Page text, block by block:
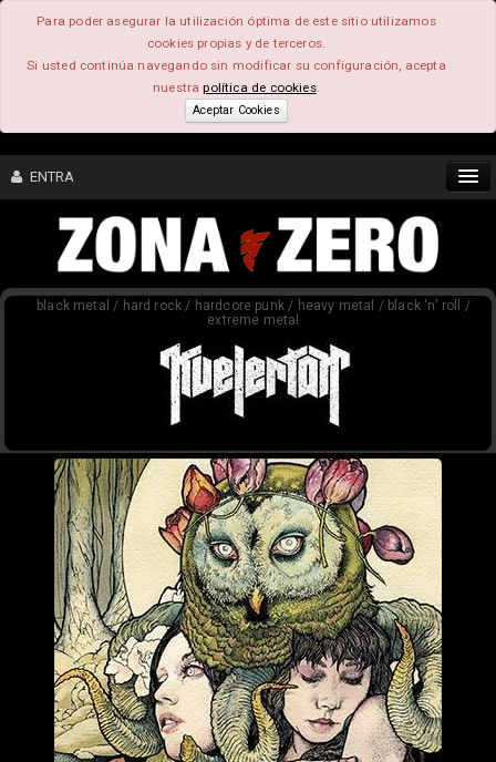
Para poder asegurar la utilización óptima de este sitio utilizamos
cookies propias y de terceros.
Si usted continúa navegando sin modificar su configuración, acepta
nuestrapolítica de cookies.
Aceptar Cookies
ENTRA
CONTENIDO
black metal / hard rock / hardcore punk / heavy metal / black 'n' roll /
extreme metal